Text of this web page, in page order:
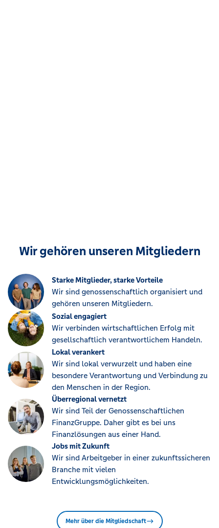
Wir gehören unseren Mitgliedern
Starke Mitglieder, starke Vorteile
Wir sind genossenschaftlich organisiert und
gehören unseren Mitgliedern.
Sozial engagiert
Wir verbinden wirtschaftlichen Erfolg mit
gesellschaftlich verantwortlichem Handeln.
Lokal verankert
Wir sind lokal verwurzelt und haben eine
besondere Verantwortung und Verbindung zu
den Menschen in der Region.
Überregional vernetzt
Wir sind Teil der Genossenschaftlichen
FinanzGruppe. Daher gibt es bei uns
Finanzlösungen aus einer Hand.
Jobs mit Zukunft
Wir sind Arbeitgeber in einer zukunftssicheren
Branche mit vielen
Entwicklungsmöglichkeiten.
Mehr über die Mitgliedschaft